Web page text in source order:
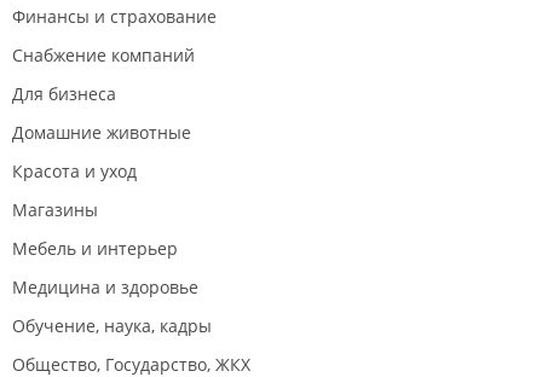
Финансы и страхование
Снабжение компаний
Для бизнеса
Домашние животные
Красота и уход
Магазины
Мебель и интерьер
Медицина и здоровье
Обучение, наука, кадры
Общество, Государство, ЖКХ